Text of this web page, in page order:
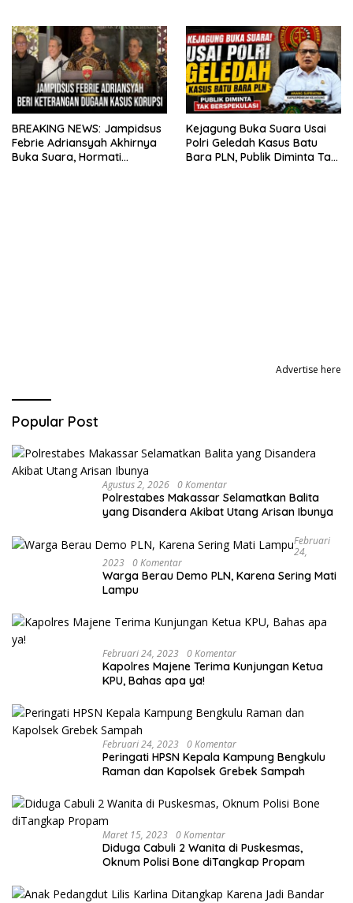
BREAKING NEWS: Jampidsus
Febrie Adriansyah Akhirnya
Buka Suara, Hormati
Kejagung Buka Suara Usai
Polri Geledah Kasus Batu
Bara PLN, Publik Diminta Tak
Advertise here
Popular Post
Agustus 2, 2026 0 Komentar
Polrestabes Makassar Selamatkan Balita
yang Disandera Akibat Utang Arisan Ibunya
Februari
24,
2023 0 Komentar
Warga Berau Demo PLN, Karena Sering Mati
Lampu
Februari 24, 2023 0 Komentar
Kapolres Majene Terima Kunjungan Ketua
KPU, Bahas apa ya!
Februari 24, 2023 0 Komentar
Peringati HPSN Kepala Kampung Bengkulu
Raman dan Kapolsek Grebek Sampah
Maret 15, 2023 0 Komentar
Diduga Cabuli 2 Wanita di Puskesmas,
Oknum Polisi Bone diTangkap Propam